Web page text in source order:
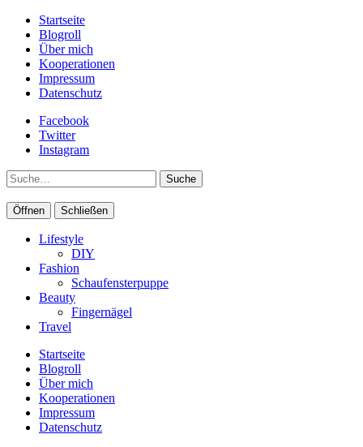
Startseite
Blogroll
Über mich
Kooperationen
Impressum
Datenschutz
Facebook
Twitter
Instagram
Suche
Öffnen Schließen
Lifestyle
DIY
Fashion
Schaufensterpuppe
Beauty
Fingernägel
Travel
Startseite
Blogroll
Über mich
Kooperationen
Impressum
Datenschutz